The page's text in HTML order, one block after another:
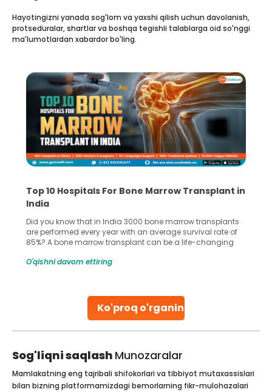
Ko'proq o'rganing
Hayotingizni yanada sog'lom va yaxshi qilish uchun davolanish,
protseduralar, shartlar va boshqa tegishli talablarga oid so'nggi
ma'lumotlardan xabardor bo'ling.
Top 10 Hospitals For Bone Marrow Transplant in
India
Did you know that in India 3000 bone marrow transplants
are performed every year with an average survival rate of
85%? A bone marrow transplant can be a life-changing
make all the difference. India has some of the world’s
O'qishni davom ettiring
Sog'liqni saqlash Munozaralar
Mamlakatning eng tajribali shifokorlari va tibbiyot mutaxassislari
bilan bizning platformamizdagi bemorlarning fikr-mulohazalari